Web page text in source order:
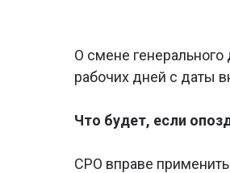
О смене генерального
рабочих дней с даты
Что будет, если
СРО вправе